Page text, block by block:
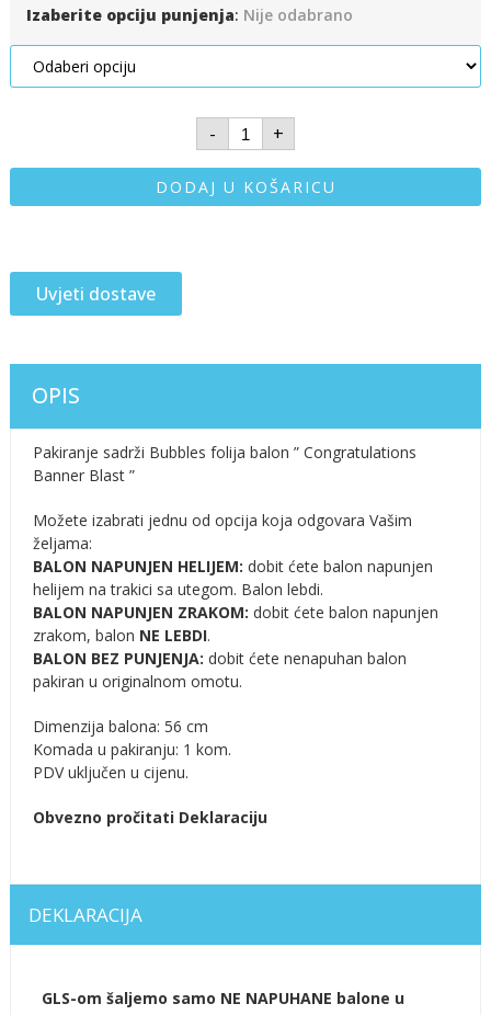
Izaberite opciju punjenja: Nije odabrano
- +
DODAJ U KOŠARICU
Uvjeti dostave
OPIS
Pakiranje sadrži Bubbles folija balon ” Congratulations
Banner Blast ”
Možete izabrati jednu od opcija koja odgovara Vašim
željama:
BALON NAPUNJEN HELIJEM: dobit ćete balon napunjen
helijem na trakici sa utegom. Balon lebdi.
BALON NAPUNJEN ZRAKOM: dobit ćete balon napunjen
zrakom, balon NE LEBDI.
BALON BEZ PUNJENJA: dobit ćete nenapuhan balon
pakiran u originalnom omotu.
Dimenzija balona: 56 cm
Komada u pakiranju: 1 kom.
PDV uključen u cijenu.
Obvezno pročitati Deklaraciju
DEKLARACIJA
GLS-om šaljemo samo NE NAPUHANE balone u